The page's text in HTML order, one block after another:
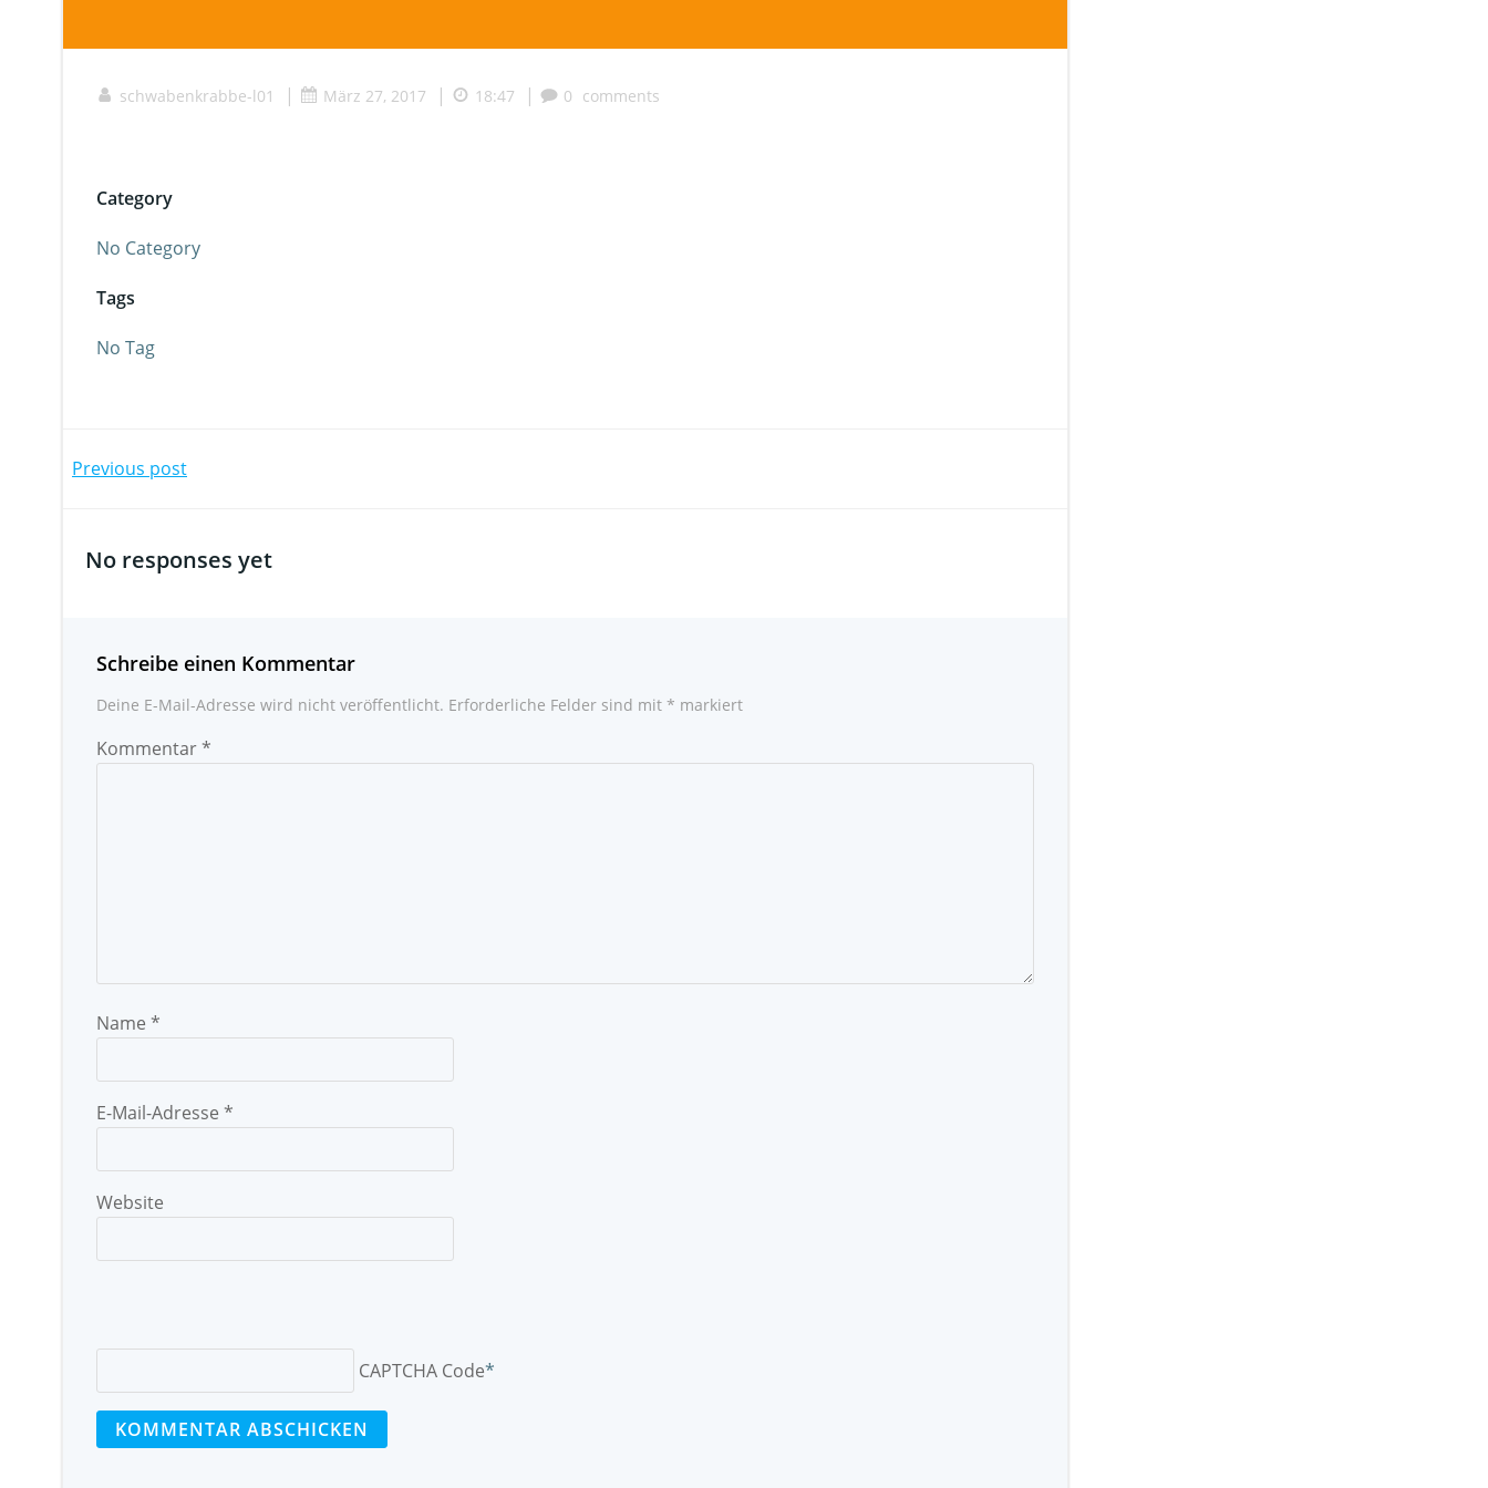
schwabenkrabbe-l01 | März 27, 2017 | 18:47 | 0 comments
Category
No Category
Tags
No Tag
Beitragsnavigation
Previous post
No responses yet
Schreibe einen Kommentar
Deine E-Mail-Adresse wird nicht veröffentlicht. Erforderliche Felder sind mit * markiert
Kommentar*
Name *
E-Mail-Adresse *
Website
CAPTCHA Code*